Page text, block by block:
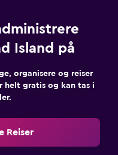
Island på
organisere og reiser
helt gratis og kan tas i
Reiser